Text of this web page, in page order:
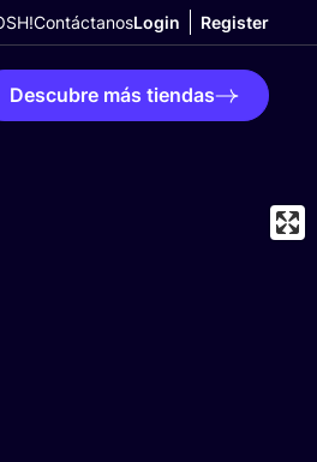
ContáctanosLogin Register
Descubre más tiendas